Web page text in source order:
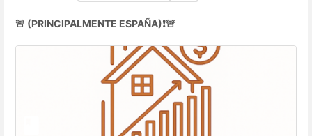
🚨 (PRINCIPALMENTE ESPAÑA)❗🚨